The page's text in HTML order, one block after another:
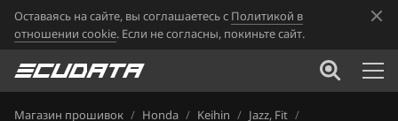
Оставаясь на сайте, вы соглашаетесь с Политикой в
отношении cookie. Если не согласны, покиньте сайт.
Магазин прошивок / Honda / Keihin / Jazz, Fit /